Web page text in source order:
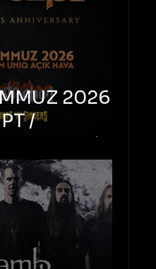
Uniq
2026 –
/
/
‘N’
– İstanbul,
Uniq